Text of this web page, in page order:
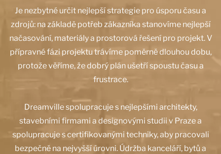
Je nezbytné určit nejlepší strategie pro úsporu času a
zdrojů: na základě potřeb zákazníka stanovíme nejlepší
načasování, materiály a prostorová řešení pro projekt. V
přípravné fázi projektu trávíme poměrně dlouhou dobu,
protože věříme, že dobrý plán ušetří spoustu času a
frustrace.
Dreamville spolupracuje s nejlepšími architekty,
stavebními firmami a designovými studii v Praze a
spolupracuje s certifikovanými techniky, aby pracovali
bezpečně na nejvyšší úrovni. Údržba kanceláří, bytů a